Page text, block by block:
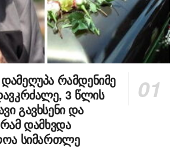
რამდენიმე
3 წლის
გავხსენი და
დამხვდა
სიმართლე